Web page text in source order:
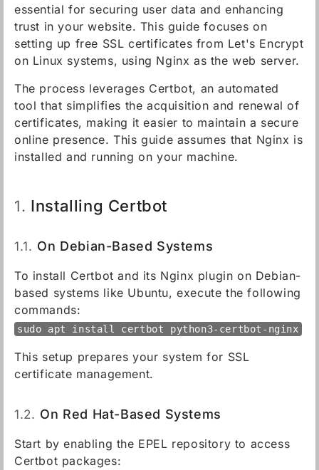
essential for securing user data and enhancing
trust in your website. This guide focuses on
setting up free SSL certificates from Let's Encrypt
on Linux systems, using Nginx as the web server.
The process leverages Certbot, an automated
tool that simplifies the acquisition and renewal of
certificates, making it easier to maintain a secure
online presence. This guide assumes that Nginx is
installed and running on your machine.
1. Installing Certbot
1.1. On Debian-Based Systems
To install Certbot and its Nginx plugin on Debian-
based systems like Ubuntu, execute the following
commands:
sudo apt install certbot python3-certbot-nginx
This setup prepares your system for SSL
certificate management.
1.2. On Red Hat-Based Systems
Start by enabling the EPEL repository to access
Certbot packages: